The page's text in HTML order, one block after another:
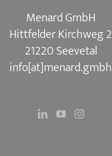
Menard GmbH
Hittfelder Kirchweg 2
21220 Seevetal
info[at]menard.gmbh